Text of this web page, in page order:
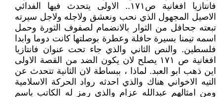
فانتازيا افغانية ص١٧١.. الاولى يتحدث فيها الفدائي
الاصيل المجهول الذي نحب ونعشق ولاجله ولاجل سيرته
تبعته جحافل من الثوار بالانضمام لصفوف الثورة وحمل
اسمه تيمنا بسيرة حافلة وعطرة بوصلتها كانت دوما وابدا
فلسطين. والنص الثاني والذي جاء تحت عنوان فانتازيا
افغانية ص ١٧١ يصلح لان يكون الضد من القصة الاولى
اين ذهب ابو العبد. لماذا ، ببساطة لان الثانية تتحدث عن
التيه الاخواني هناك والذي احدثه رواد الحركة الاسلامية
ومن امثالهم عبدالله عزام والذي رمز له الكاتب باسم